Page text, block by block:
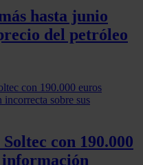
hasta junio
del petróleo
con 190.000